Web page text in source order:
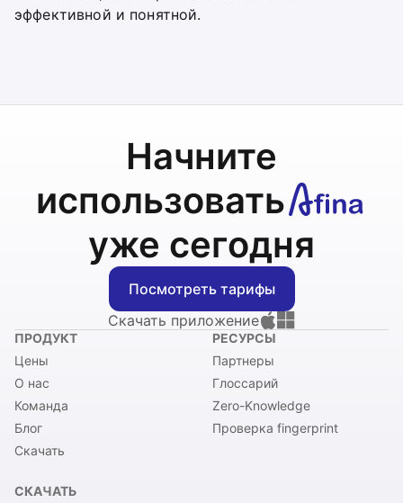
эффективной и понятной.
Начните
использовать
уже сегодня
Посмотреть тарифы
Скачать приложение
ПРОДУКТ
Цены
О нас
Команда
Блог
Скачать
РЕСУРСЫ
Партнеры
Глоссарий
Zero-Knowledge
Проверка fingerprint
СКАЧАТЬ